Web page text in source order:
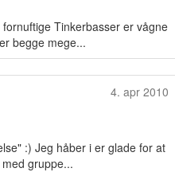
Tinkerbasser er vågne
begge mege...
4. apr 2010
:) Jeg håber i er glade for at
gruppe...